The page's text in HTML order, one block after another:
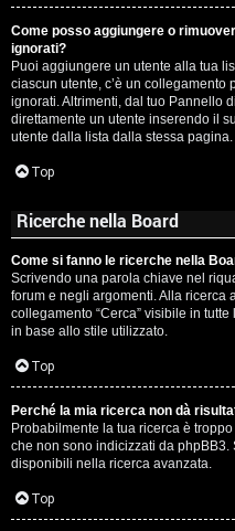
Come posso aggiungere o
ignorati?
Puoi aggiungere un utente alla tua
ciascun utente, c’è un
ignorati. Altrimenti, dal tuo Pannello
direttamente un utente inserendo il
utente dalla lista dalla stessa pagina.
Top
Ricerche nella Board
Come si fanno le ricerche nella
Scrivendo una parola chiave nel
forum e negli argomenti. Alla ricerca
collegamento “Cerca” visibile in
in base allo stile utilizzato.
Top
Perché la mia ricerca non dà
Probabilmente la tua ricerca è
che non sono indicizzati da
disponibili nella ricerca avanzata.
Top